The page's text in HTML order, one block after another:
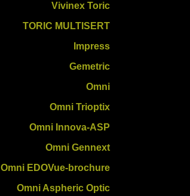
Vivinex Toric
TORIC MULTISERT
Impress
Gemetric
Omni
Omni Trioptix
Omni Innova-ASP
Omni Gennext
Omni EDOVue-brochure
Omni Aspheric Optic